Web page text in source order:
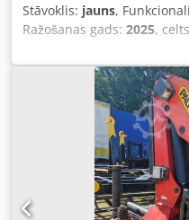
Stāvoklis: jauns,
Ražošanas gads: 2025,
, dakšu
celtnis 5000 kg pie
garuma pie āķa 3600 mm
Kravnesību atbilstoši
diagrammu Djdpfx Asiuh I
5000 kg lietderīgo
ar 3000 kg un šākli
Elektrogalvanizēti
kabatas dakšu zariem līdz